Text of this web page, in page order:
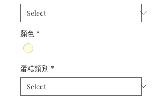
顏色 *
蛋糕類別 *